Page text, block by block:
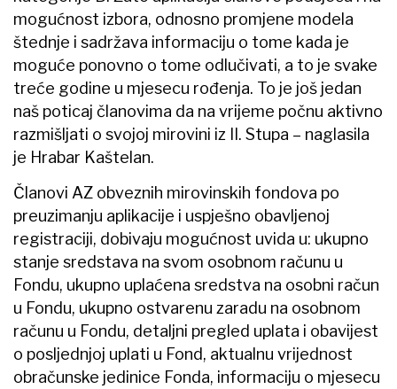
mogućnost izbora, odnosno promjene modela
štednje i sadržava informaciju o tome kada je
moguće ponovno o tome odlučivati, a to je svake
treće godine u mjesecu rođenja. To je još jedan
naš poticaj članovima da na vrijeme počnu aktivno
razmišljati o svojoj mirovini iz II. Stupa – naglasila
je Hrabar Kaštelan.
Članovi AZ obveznih mirovinskih fondova po
preuzimanju aplikacije i uspješno obavljenoj
registraciji, dobivaju mogućnost uvida u: ukupno
stanje sredstava na svom osobnom računu u
Fondu, ukupno uplaćena sredstva na osobni račun
u Fondu, ukupno ostvarenu zaradu na osobnom
računu u Fondu, detaljni pregled uplata i obavijest
o posljednjoj uplati u Fond, aktualnu vrijednost
obračunske jedinice Fonda, informaciju o mjesecu